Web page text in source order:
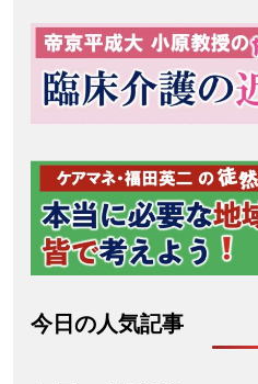
今日の人気記事